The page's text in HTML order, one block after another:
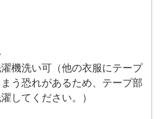
濯機洗い可（他の衣服にテープ
う恐れがあるため、テープ部
してください。）